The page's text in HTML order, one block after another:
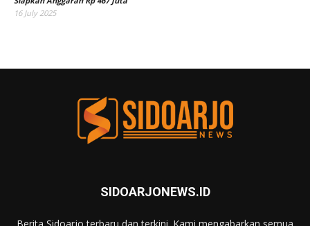
16 July 2025
SIDOARJONEWS.ID